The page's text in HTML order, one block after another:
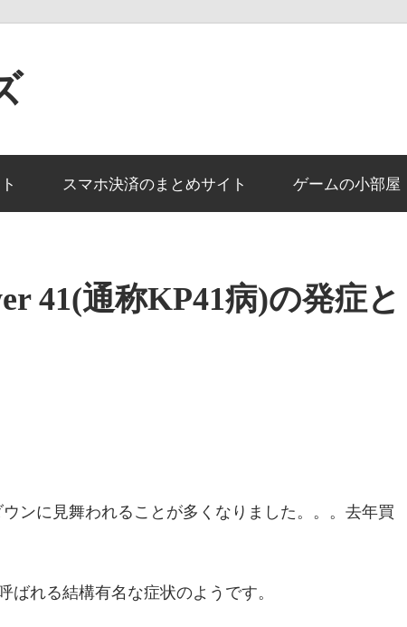
スマホ決済のまとめサイト ゲームの小部屋
41(通称KP41病)の発症と
ンに見舞われることが多くなりました。。。去年買
ばれる結構有名な症状のようです。